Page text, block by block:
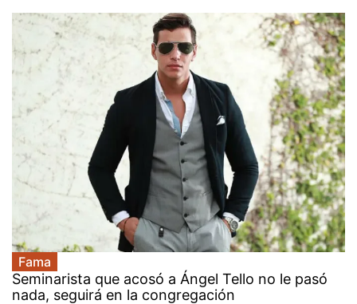
Fama
Seminarista que acosó a Ángel Tello no le pasó
nada, seguirá en la congregación